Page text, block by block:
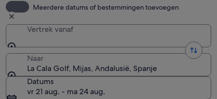
Meerdere datums of bestemmingen toevoegen
Vertrek vanaf
Naar
La Cala Golf, Mijas, Andalusië, Spanje
Datums
vr 21 aug. - ma 24 aug.